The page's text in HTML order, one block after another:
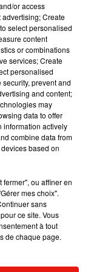
vie de chatelain
de « Love
Minogue
le single le plus
or access
Create
select personalised
content
or combinations
services; Create
personalised
prevent and
and content;
may
data to offer
information actively
combine data from
based on
ou affiner en
mes choix".
sans
ce site. Vous
à tout
de chaque page.